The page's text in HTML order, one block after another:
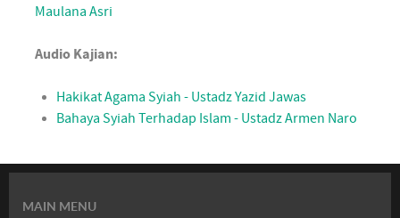
Maulana Asri
Audio Kajian:
Hakikat Agama Syiah - Ustadz Yazid Jawas
Bahaya Syiah Terhadap Islam - Ustadz Armen Naro
MAIN MENU